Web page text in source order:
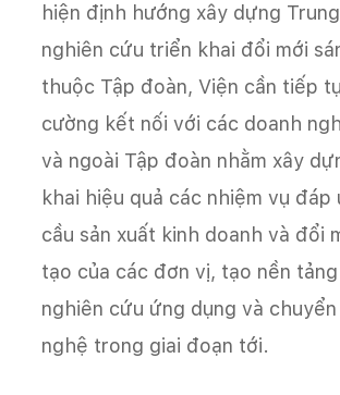
hiện định hướng xây dựng
nghiên cứu triển khai đổi mới
thuộc Tập đoàn, Viện cần tiếp
cường kết nối với các doanh
và ngoài Tập đoàn nhằm xây
khai hiệu quả các nhiệm vụ đáp
cầu sản xuất kinh doanh và đổi
tạo của các đơn vị, tạo nền
nghiên cứu ứng dụng và
nghệ trong giai đoạn tới.